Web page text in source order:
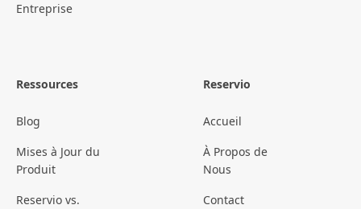
Entreprise
Ressources
Blog
Mises à Jour du
Produit
Reservio vs.
Reservio
Accueil
À Propos de
Nous
Contact